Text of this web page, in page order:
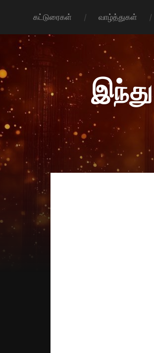
கட்டுரைகள் வாழ்த்துகள்